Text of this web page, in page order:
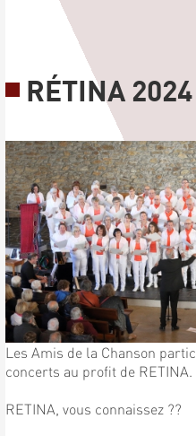
RÉTINA 2024
Les Amis de la Chanson
concerts au profit de RETINA.
RETINA, vous connaissez ??